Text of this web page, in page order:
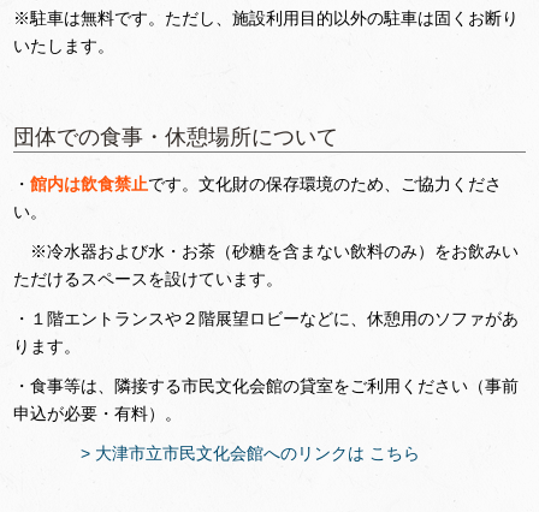
※駐車は無料です。ただし、施設利用目的以外の駐車は固くお断り
いたします。
団体での食事・休憩場所について
・館内は飲食禁止です。文化財の保存環境のため、ご協力くださ
い。
※冷水器および水・お茶（砂糖を含まない飲料のみ）をお飲みい
ただけるスペースを設けています。
・１階エントランスや２階展望ロビーなどに、休憩用のソファがあ
ります。
・食事等は、隣接する市民文化会館の貸室をご利用ください（事前
申込が必要・有料）。
> 大津市立市民文化会館へのリンクは こちら